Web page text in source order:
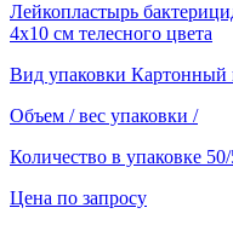
Лейкопластырь
4х10 см телесного цвета
Вид упаковки Картонный
Объем / вес упаковки /
Количество в упаковке
Цена по запросу